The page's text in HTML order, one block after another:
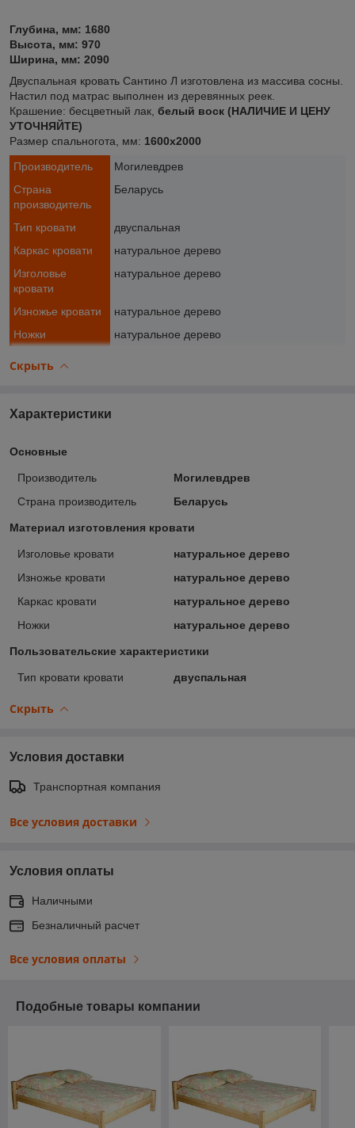
Глубина, мм: 1680
Высота, мм: 970
Ширина, мм: 2090
Двуспальная кровать Сантино Л изготовлена из массива сосны.
Настил под матрас выполнен из деревянных реек.
Крашение: бесцветный лак, белый воск (НАЛИЧИЕ И ЦЕНУ
УТОЧНЯЙТЕ)
Размер спальногота, мм: 1600x2000
Производитель
Могилевдрев
Страна
производитель
Беларусь
Тип кровати
двуспальная
Каркас кровати
натуральное дерево
Изголовье
кровати
натуральное дерево
Изножье кровати
натуральное дерево
Ножки
натуральное дерево
Скрыть
Характеристики
Основные
Производитель
Могилевдрев
Страна производитель
Беларусь
Материал изготовления кровати
Изголовье кровати
натуральное дерево
Изножье кровати
натуральное дерево
Каркас кровати
натуральное дерево
Ножки
натуральное дерево
Пользовательские характеристики
Тип кровати кровати двуспальная
Скрыть
Условия доставки
Транспортная компания
Все условия доставки
Условия оплаты
Наличными
Безналичный расчет
Все условия оплаты
Подобные товары компании